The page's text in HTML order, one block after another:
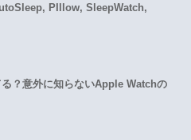
PIllow, SleepWatch,
？意外に知らないApple Watchの